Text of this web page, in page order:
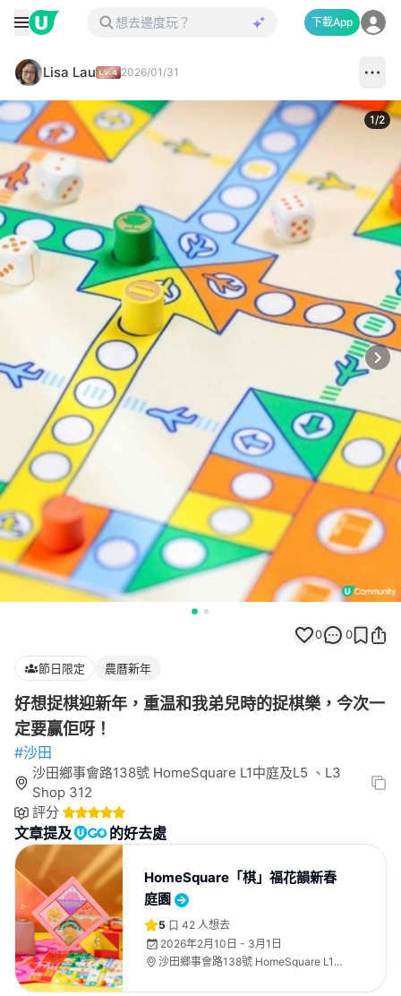
下載App
Lisa Lau 2026/01/31
1/2
0 0
節日限定 農曆新年
好想捉棋迎新年，重温和我弟兒時的捉棋樂，今次一
定要赢佢呀！
#沙田
沙田鄉事會路138號 HomeSquare L1中庭及L5 、L3
Shop 312
評分
文章提及 的好去處
HomeSquare「棋」福花韻新春
庭園
5 42 人想去
2026年2月10日 - 3月1日
沙田鄉事會路138號 HomeSquare L1中